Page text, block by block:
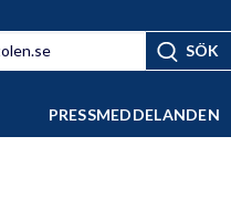
PRESSMEDDELANDEN